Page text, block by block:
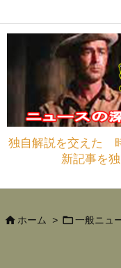
独自解説を交えた
新記事を
 ホーム >  一般ニュ